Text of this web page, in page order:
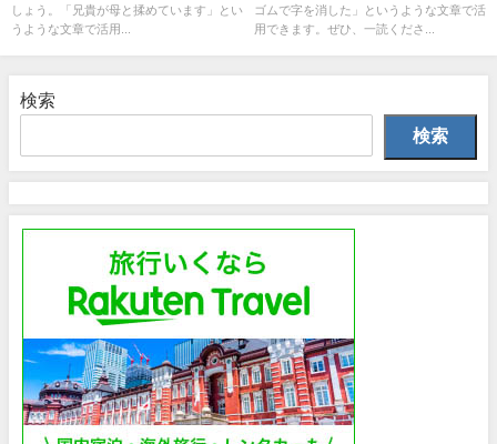
しょう。「兄貴が母と揉めています」とい
うような文章で活用...
ゴムで字を消した」というような文章で活
用できます。ぜひ、一読くださ...
検索
検索